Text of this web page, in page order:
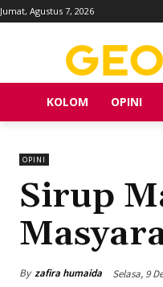
Jumat, Agustus 7, 2026
KOLOM OPINI
OPINI
Sirup
By zafira humaida Selasa, 9